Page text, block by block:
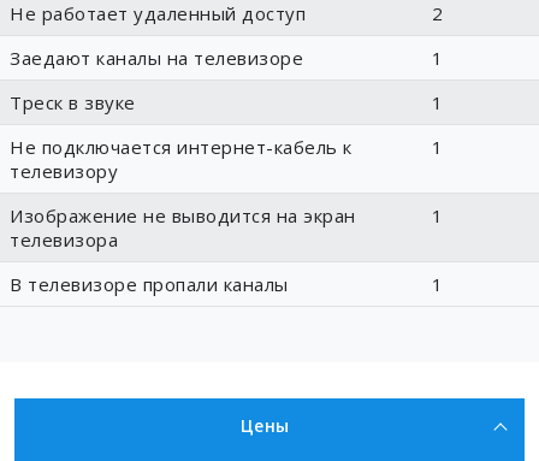
Не работает удаленный доступ
2
Заедают каналы на телевизоре
1
Треск в звуке
1
Не подключается интернет-кабель к
телевизору
1
Изображение не выводится на экран
телевизора
1
В телевизоре пропали каналы 1
Цены